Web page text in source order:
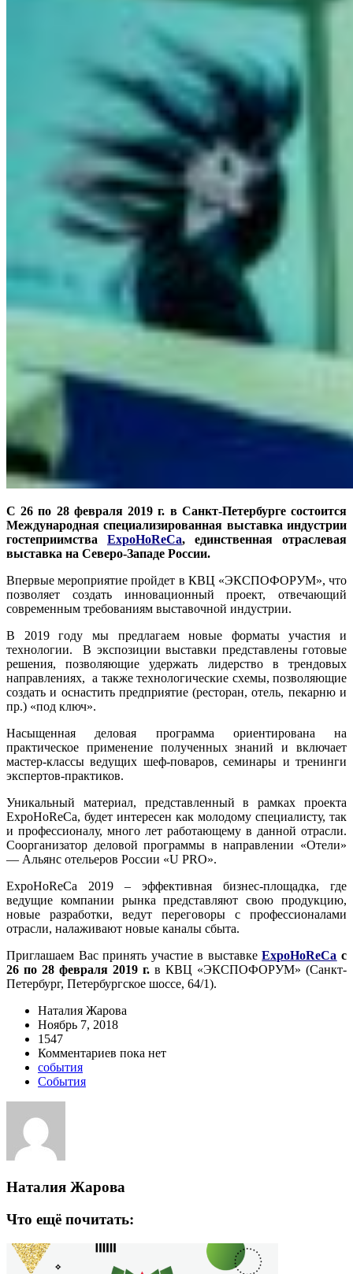
С 26 по 28 февраля 2019 г. в Санкт-Петербурге состоится
Международная специализированная выставка индустрии
гостеприимства ExpoHoReCa, единственная отраслевая
выставка на Северо-Западе России.
Впервые мероприятие пройдет в КВЦ «ЭКСПОФОРУМ», что
позволяет создать инновационный проект, отвечающий
современным требованиям выставочной индустрии.
В 2019 году мы предлагаем новые форматы участия и
технологии. В экспозиции выставки представлены готовые
решения, позволяющие удержать лидерство в трендовых
направлениях, а также технологические схемы, позволяющие
создать и оснастить предприятие (ресторан, отель, пекарню и
пр.) «под ключ».
Насыщенная деловая программа ориентирована на
практическое применение полученных знаний и включает
мастер-классы ведущих шеф-поваров, семинары и тренинги
экспертов-практиков.
Уникальный материал, представленный в рамках проекта
ExpoHoReCa, будет интересен как молодому специалисту, так
и профессионалу, много лет работающему в данной отрасли.
Соорганизатор деловой программы в направлении «Отели»
— Альянс отельеров России «U PRO».
ExpoHoReCa 2019 – эффективная бизнес-площадка, где
ведущие компании рынка представляют свою продукцию,
новые разработки, ведут переговоры с профессионалами
отрасли, налаживают новые каналы сбыта.
Приглашаем Вас принять участие в выставкеExpoHoReCa с
26 по 28 февраля 2019 г. в КВЦ «ЭКСПОФОРУМ» (Санкт-
Петербург, Петербургское шоссе, 64/1).
Наталия Жарова
Ноябрь 7, 2018
1547
Комментариев пока нет
события
События
Наталия Жарова
Что ещё почитать: